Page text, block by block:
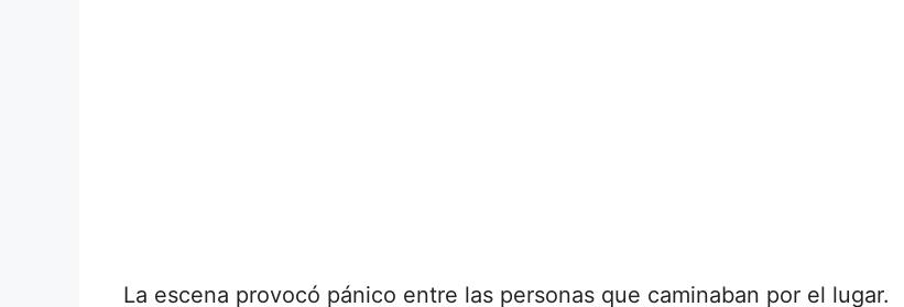
La escena provocó pánico entre las personas que caminaban por el lugar.